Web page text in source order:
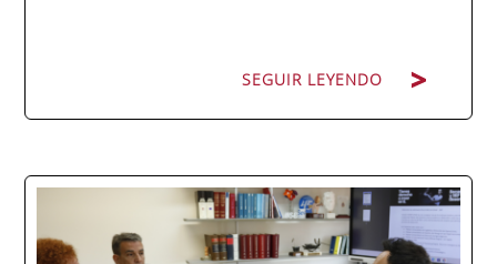
SEGUIR LEYENDO
La promoción 2025/2026 de ENAE Business
School se convirtió en una de las más
internacionales de la historia de la escuela